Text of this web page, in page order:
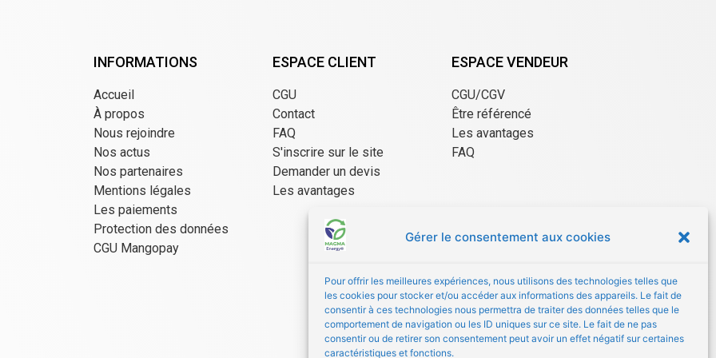
Gérer le consentement aux cookies
Pour offrir les meilleures expériences, nous utilisons des technologies telles que
les cookies pour stocker et/ou accéder aux informations des appareils. Le fait de
consentir à ces technologies nous permettra de traiter des données telles que le
comportement de navigation ou les ID uniques sur ce site. Le fait de ne pas
consentir ou de retirer son consentement peut avoir un effet négatif sur certaines
caractéristiques et fonctions.
INFORMATIONS
Accueil
À propos
Nous rejoindre
Nos actus
Nos partenaires
Mentions légales
Les paiements
Protection des données
CGU Mangopay
ESPACE CLIENT
CGU
Contact
FAQ
S'inscrire sur le site
Demander un devis
Les avantages
ESPACE VENDEUR
CGU/CGV
Être référencé
Les avantages
FAQ